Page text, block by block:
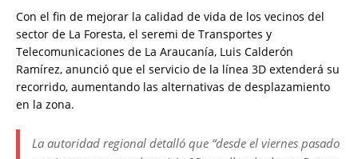
Con el fin de mejorar la calidad de vida de los vecinos del
sector de La Foresta, el seremi de Transportes y
Telecomunicaciones de La Araucanía, Luis Calderón
Ramírez, anunció que el servicio de la línea 3D extenderá su
recorrido, aumentando las alternativas de desplazamiento
en la zona.
La autoridad regional detalló que “desde el viernes pasado